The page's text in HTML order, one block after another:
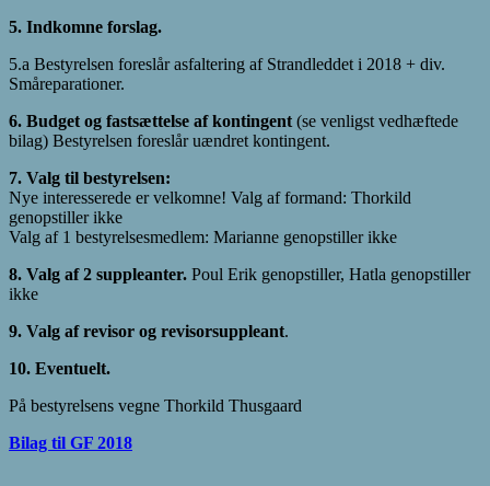
5. Indkomne forslag.
5.a Bestyrelsen foreslår asfaltering af Strandleddet i 2018 + div.
Småreparationer.
6. Budget og fastsættelse af kontingent (se venligst vedhæftede
bilag) Bestyrelsen foreslår uændret kontingent.
7. Valg til bestyrelsen:
Nye interesserede er velkomne! Valg af formand: Thorkild
genopstiller ikke
Valg af 1 bestyrelsesmedlem: Marianne genopstiller ikke
8. Valg af 2 suppleanter. Poul Erik genopstiller, Hatla genopstiller
ikke
9. Valg af revisor og revisorsuppleant.
10. Eventuelt.
På bestyrelsens vegne Thorkild Thusgaard
Bilag til GF 2018